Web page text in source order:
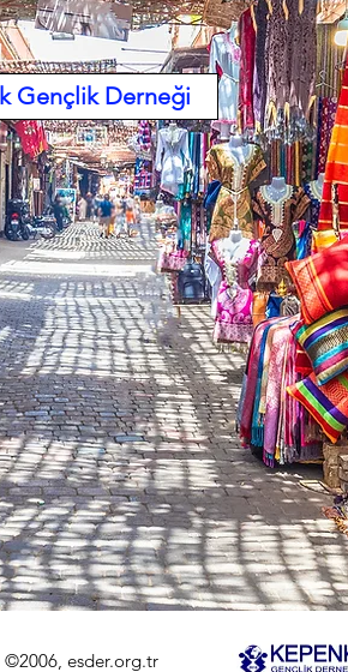
Gençlik Derneği
©2006, esder.org.tr